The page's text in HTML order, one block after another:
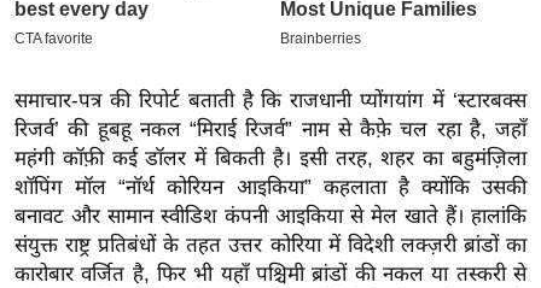
र
मि
ल
बे
मि
सा
ल
समाचार-पत्र की रिपोर्ट बताती है कि राजधानी प्योंगयांग में ‘स्टारबक्स
रिजर्व’ की हूबहू नकल “मिराई रिजर्व” नाम से कैफ़े चल रहा है, जहाँ
महंगी कॉफ़ी कई डॉलर में बिकती है। इसी तरह, शहर का बहुमंज़िला
शॉपिंग मॉल “नॉर्थ कोरियन आइकिया” कहलाता है क्योंकि उसकी
बनावट और सामान स्वीडिश कंपनी आइकिया से मेल खाते हैं। हालांकि
संयुक्त राष्ट्र प्रतिबंधों के तहत उत्तर कोरिया में विदेशी लक्ज़री ब्रांडों का
कारोबार वर्जित है, फिर भी यहाँ पश्चिमी ब्रांडों की नकल या तस्करी से